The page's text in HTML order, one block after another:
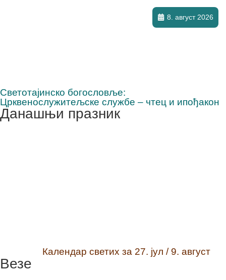
Светотајинско богословље:
Црквенослужитељске службе – чтец и ипођакон
8. август 2026
Данашњи празник
Календар светих за 27. јул / 9. август
Везе